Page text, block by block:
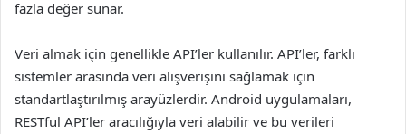
fazla değer sunar.
Veri almak için genellikle API’ler kullanılır. API’ler, farklı
sistemler arasında veri alışverişini sağlamak için
standartlaştırılmış arayüzlerdir. Android uygulamaları,
RESTful API’ler aracılığıyla veri alabilir ve bu verileri